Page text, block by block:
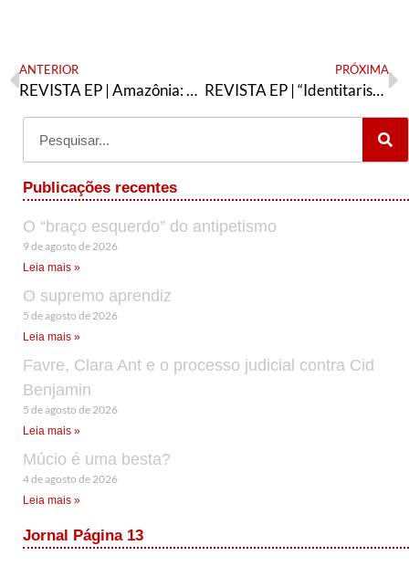
ANTERIOR
REVISTA EP | Amazônia: a imagem do anti-mundo ainda vigora
PRÓXIMA
REVISTA EP | “Identitarismo”: o que fazer?
Publicações recentes
O “braço esquerdo” do antipetismo
9 de agosto de 2026
Leia mais »
O supremo aprendiz
5 de agosto de 2026
Leia mais »
Favre, Clara Ant e o processo judicial contra Cid
Benjamin
5 de agosto de 2026
Leia mais »
Múcio é uma besta?
4 de agosto de 2026
Leia mais »
Jornal Página 13